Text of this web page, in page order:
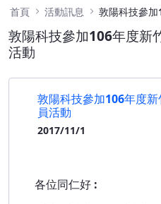
首頁 活動訊息
敦陽科技參加106年度新
活動
敦陽科技參加106年度
員活動
2017/11/1
各位同仁好 :